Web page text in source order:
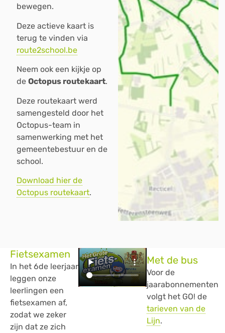
bewegen.
Deze actieve kaart is
terug te vinden via
route2school.be
Neem ook een kijkje op
deOctopus routekaart.
Deze routekaart werd
samengesteld door het
Octopus-team in
samenwerking met het
gemeentebestuur en de
school.
Download hier de
Octopus routekaart.
Fietsexamen
In het 6de leerjaar
leggen onze
leerlingen een
fietsexamen af,
zodat we zeker
zijn dat ze zich
Met de bus
Voor de
jaarabonnementen
volgt het GO! de
tarieven van de
Lijn.